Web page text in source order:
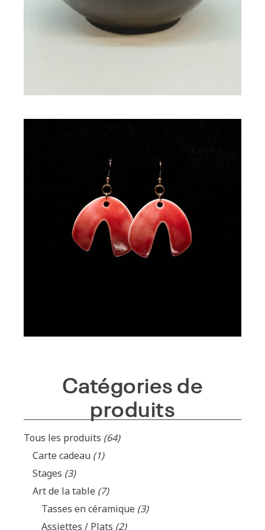
Boucles d’oreilles porcelaine
PRIYA
65,00€
Catégories de
produits
Tous les produits (64)
Carte cadeau (1)
Stages (3)
Art de la table (7)
Tasses en céramique (3)
Assiettes / Plats (2)